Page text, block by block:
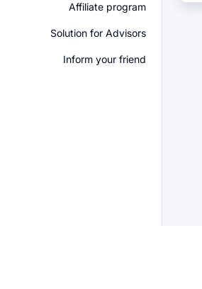
Affiliate program
Solution for Advisors
Inform your friend